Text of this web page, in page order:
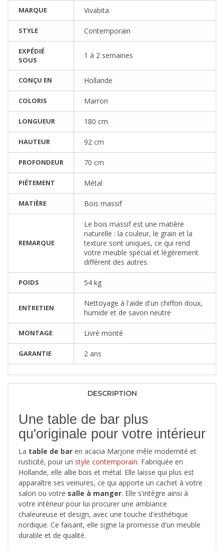
MARQUE Vivabita
STYLE Contemporain
EXPÉDIÉ
SOUS
1 à 2 semaines
CONÇU EN Hollande
COLORIS Marron
LONGUEUR 180 cm
HAUTEUR 92 cm
PROFONDEUR 70 cm
PIÉTEMENT Métal
MATIÈRE Bois massif
REMARQUE
Le bois massif est une matière
naturelle : la couleur, le grain et la
texture sont uniques, ce qui rend
votre meuble spécial et légèrement
différent des autres.
POIDS 54 kg
ENTRETIEN
Nettoyage à l'aide d'un chiffon doux,
humide et de savon neutre
MONTAGE Livré monté
GARANTIE 2 ans
DESCRIPTION
Une table de bar plus
qu'originale pour votre intérieur
La table de bar en acacia Marjorie mêle modernité et
rusticité, pour un style contemporain. Fabriquée en
Hollande, elle allie bois et métal. Elle laisse qui plus est
apparaître ses veinures, ce qui apporte un cachet à votre
salon ou votre salle à manger. Elle s'intègre ainsi à
votre intérieur pour lui procurer une ambiance
chaleureuse et design, avec une touche d'esthétique
nordique. Ce faisant, elle signe la promesse d'un meuble
durable et de qualité.